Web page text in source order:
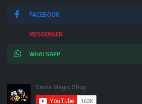
FACEBOOK
MESSENGER
WHATSAPP